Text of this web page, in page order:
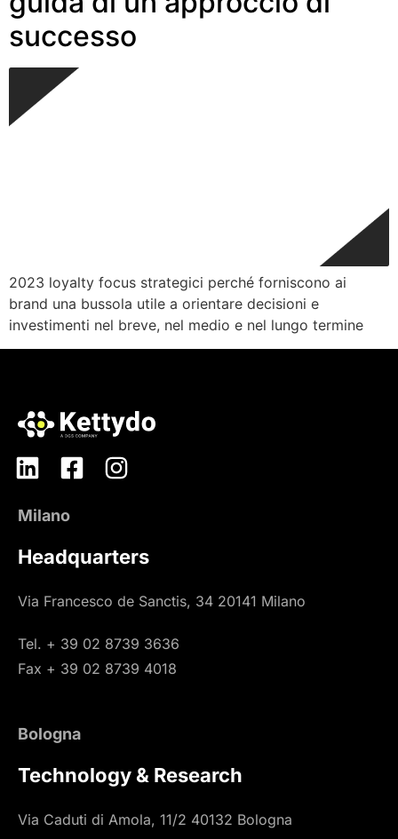
successo
2023 loyalty focus strategici perché forniscono ai
brand una bussola utile a orientare decisioni e
investimenti nel breve, nel medio e nel lungo termine
Milano
Headquarters
Via Francesco de Sanctis, 34 20141 Milano
Tel. + 39 02 8739 3636
Fax + 39 02 8739 4018
Bologna
Technology & Research
Via Caduti di Amola, 11/2 40132 Bologna